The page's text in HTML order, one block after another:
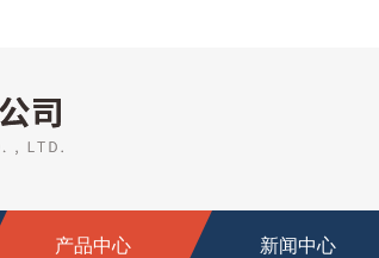
产品中心 新闻中心